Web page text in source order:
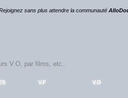
sans plus attendre la communauté
V.F V.O